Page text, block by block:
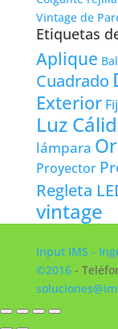
Vintage de
Etiquetas
Aplique
Cuadrado
Exterior
Luz
lámpara
Proyector
Regleta
vintage
Input IMS -
©2016-